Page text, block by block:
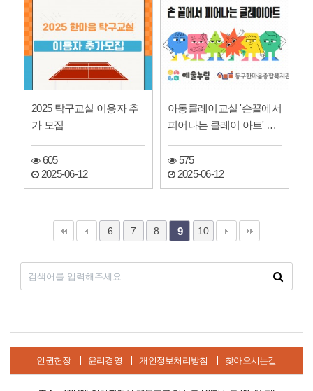
2025 탁구교실 이용자 추
가 모집
605
2025-06-12
아동클레이교실 '손끝에서
피어나는 클레이 아트' 참
575
2025-06-12
6 7 8 9 10
인권헌장 윤리경영 개인정보처리방침 찾아오시는길